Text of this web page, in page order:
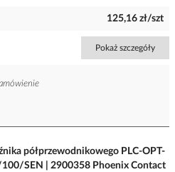
125,16 zł/szt
Pokaż szczegóły
półprzewodnikowego PLC-OPT-
SEN | 2900358 Phoenix Contact